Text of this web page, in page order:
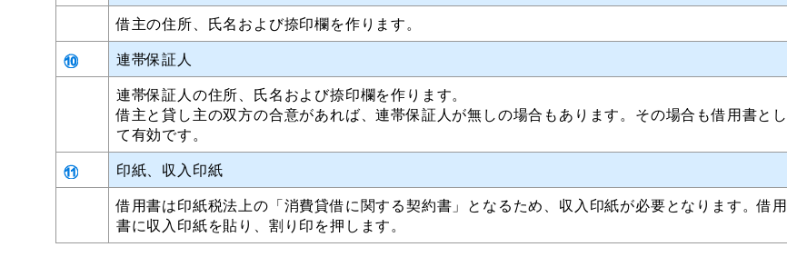
借主の住所、氏名および捺印欄を作ります。
連帯保証人
連帯保証人の住所、氏名および捺印欄を作ります。
借主と貸し主の双方の合意があれば、連帯保証人が無しの場合もあります。その場合も借用書とし
て有効です。
印紙、収入印紙
借用書は印紙税法上の「消費貸借に関する契約書」となるため、収入印紙が必要となります。借用
書に収入印紙を貼り、割り印を押します。